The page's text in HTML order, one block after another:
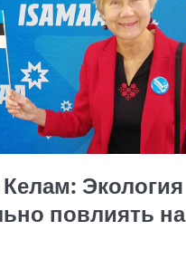
Экология
повлиять на